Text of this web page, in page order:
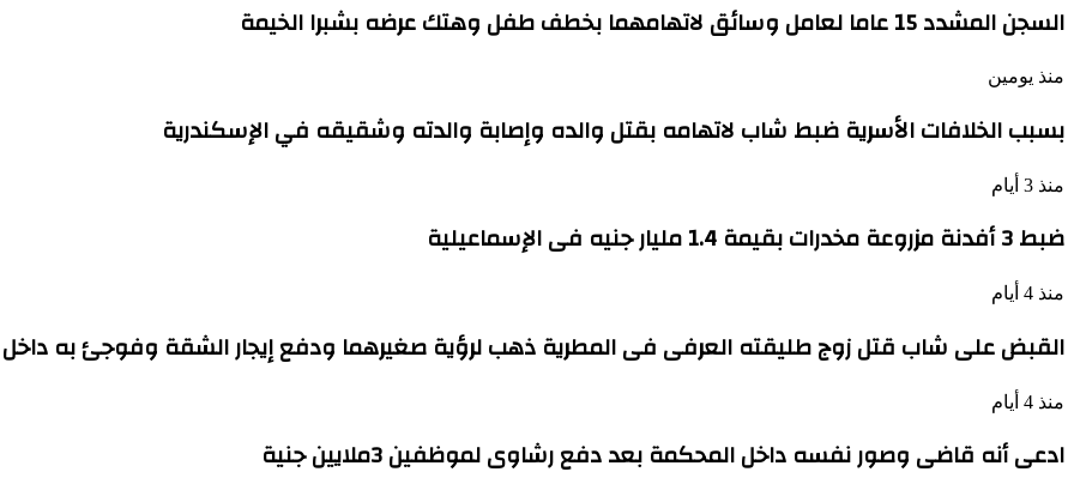
السجن المشدد 15 عاما لعامل وسائق لاتهامهما بخطف طفل وهتك عرضه بشبرا الخيمة
منذ يومين
بسبب الخلافات الأسرية ضبط شاب لاتهامه بقتل والده وإصابة والدته وشقيقه في الإسكندرية
منذ 3 أيام
ضبط 3 أفدنة مزروعة مخدرات بقيمة 1.4 مليار جنيه فى الإسماعيلية
منذ 4 أيام
القبض على شاب قتل زوج طليقته العرفى فى المطرية ذهب لرؤية صغيرهما ودفع إيجار الشقة وفوجئ به داخل
منذ 4 أيام
ادعى أنه قاضى وصور نفسه داخل المحكمة بعد دفع رشاوى لموظفين 3ملايين جنية